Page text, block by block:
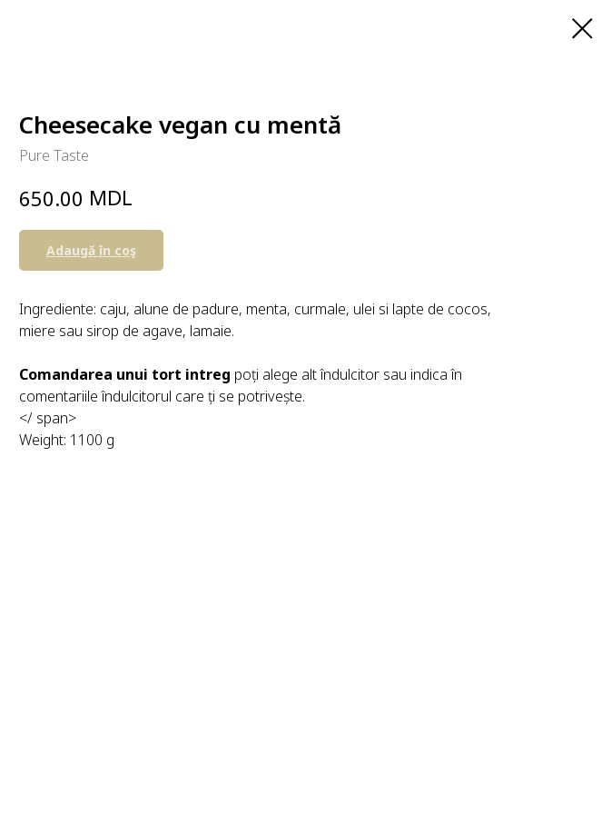
Cheesecake vegan cu mentă
Pure Taste
650.00 MDL
Adaugă în coş
Ingrediente: caju, alune de padure, menta, curmale, ulei si lapte de cocos,
miere sau sirop de agave, lamaie.
Comandarea unui tort intreg poți alege alt îndulcitor sau indica în
comentariile îndulcitorul care ți se potrivește.
</ span>
Weight: 1100 g